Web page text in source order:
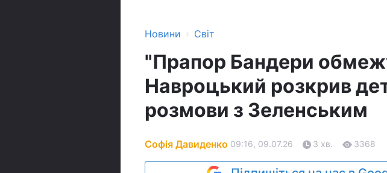
Новини › Світ
"Прапор Бандери
Навроцький розкрив
розмови з Зеленським
Софія Давиденко 09:16, 09.07.26 3 хв. 3368